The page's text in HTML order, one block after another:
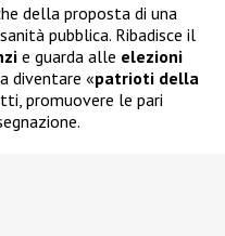
della proposta di una
pubblica. Ribadisce il
e guarda alle elezioni
diventare «patrioti della
promuovere le pari